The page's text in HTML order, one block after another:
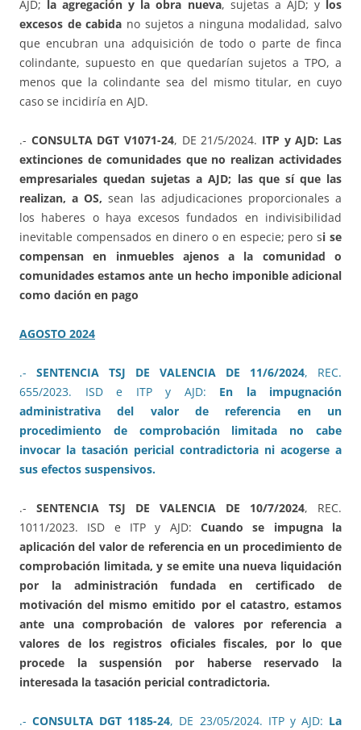
AJD; la agregación y la obra nueva, sujetas a AJD; ylos
excesos de cabida no sujetos a ninguna modalidad, salvo
que encubran una adquisición de todo o parte de finca
colindante, supuesto en que quedarían sujetos a TPO, a
menos que la colindante sea del mismo titular, en cuyo
caso se incidiría en AJD.
.- CONSULTA DGT V1071-24, DE 21/5/2024. ITP y AJD: Las
extinciones de comunidades que no realizan actividades
empresariales quedan sujetas a AJD; las que sí que las
realizan, a OS, sean las adjudicaciones proporcionales a
los haberes o haya excesos fundados en indivisibilidad
inevitable compensados en dinero o en especie; pero si se
compensan en inmuebles ajenos a la comunidad o
comunidades estamos ante un hecho imponible adicional
como dación en pago
AGOSTO 2024
.- SENTENCIA TSJ DE VALENCIA DE 11/6/2024, REC.
655/2023. ISD e ITP y AJD: En la impugnación
administrativa del valor de referencia en un
procedimiento de comprobación limitada no cabe
invocar la tasación pericial contradictoria ni acogerse a
sus efectos suspensivos.
.- SENTENCIA TSJ DE VALENCIA DE 10/7/2024, REC.
1011/2023. ISD e ITP y AJD: Cuando se impugna la
aplicación del valor de referencia en un procedimiento de
comprobación limitada, y se emite una nueva liquidación
por la administración fundada en certificado de
motivación del mismo emitido por el catastro, estamos
ante una comprobación de valores por referencia a
valores de los registros oficiales fiscales, por lo que
procede la suspensión por haberse reservado la
interesada la tasación pericial contradictoria.
.-CONSULTA DGT 1185-24, DE 23/05/2024. ITP y AJD: La